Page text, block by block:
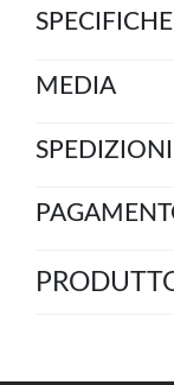
MEDIA
SPEDIZIONI